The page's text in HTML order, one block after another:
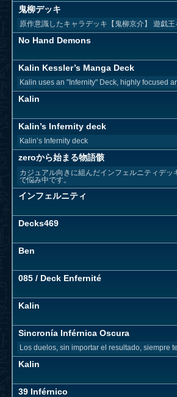
鬼柳デッキ
原作意識したキャラデッキ【鬼柳京介】 遊戯
No Hand Demons
Kalin Kessler’s Manga Deck
Kalin uses an "Infernity" Deck, highly focused
Kalin
Kalin’s Infernity deck
Kalin’s Infernity deck
zeroから始まる物語骸
カジュアル向きに組んだインフェルニティデ
で悩み中です。
インフェルニティ
Decks469
Ben
085 / Deck Enfernité
Kalin
Sincronía Inférnica Oscura
Los duelos, sin importar el resultado, siempre
Kalin
39 Inférnico